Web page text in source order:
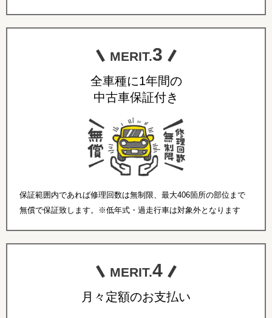
MERIT.3
全車種に1年間の
中古車保証付き
保証範囲内であれば修理回数は無制限、最大406箇所の部位まで
無償で保証致します。※低年式・過走行車は対象外となります
MERIT.4
月々定額のお支払い